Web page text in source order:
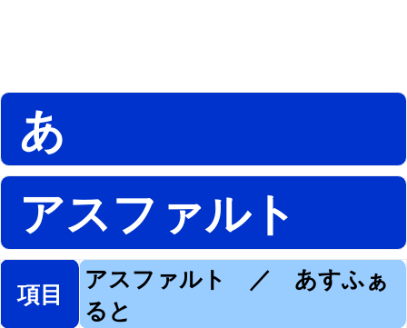
あ
アスファルト
項目
アスファルト ／ あすふぁ
ると